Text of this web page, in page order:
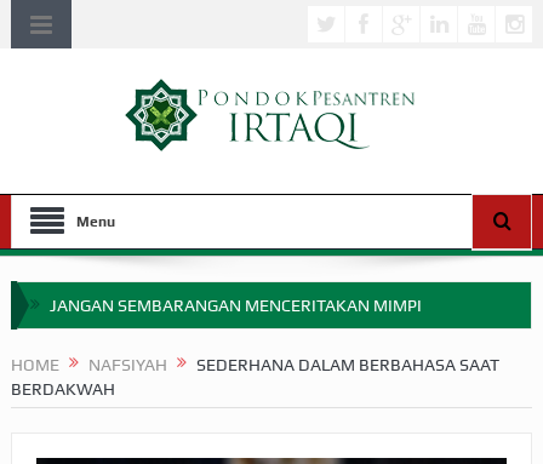
Menu
JANGAN SEMBARANGAN MENCERITAKAN MIMPI
MIMPI YANG DIABAIKAN MENJELANG PERANG BADAR
HOME NAFSIYAH
SEDERHANA DALAM BERBAHASA SAAT
BERDAKWAH